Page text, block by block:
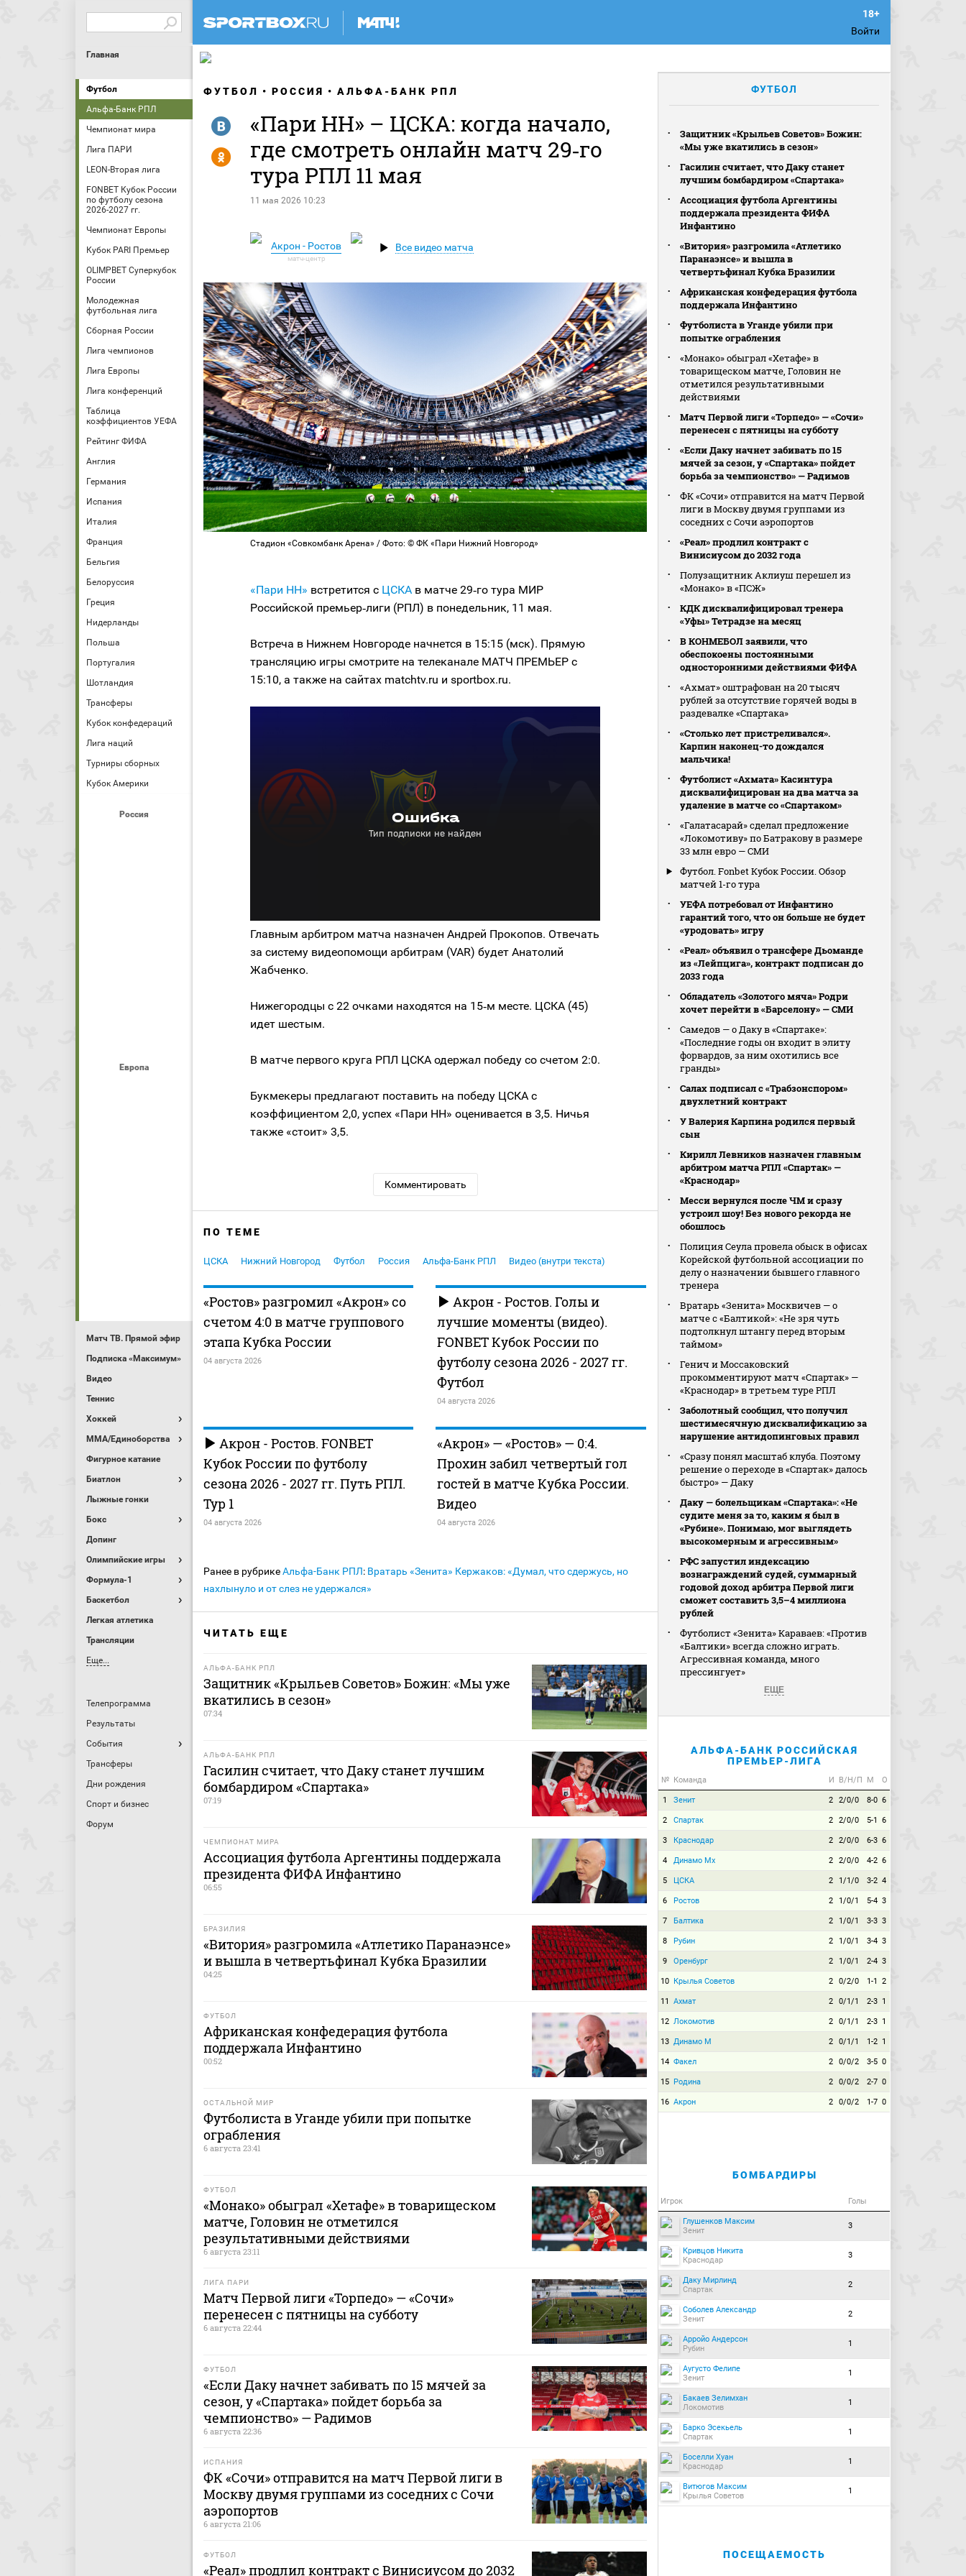
Войти
Главная
Футбол
Альфа-Банк РПЛ
Чемпионат мира
Лига ПАРИ
LEON-Вторая лига
FONBET Кубок России
по футболу сезона
2026-2027 гг.
Чемпионат Европы
Кубок PARI Премьер
OLIMPBET Суперкубок
России
Молодежная
футбольная лига
Сборная России
Лига чемпионов
Лига Европы
Лига конференций
Таблица
коэффициентов УЕФА
Рейтинг ФИФА
Англия
Германия
Испания
Италия
Франция
Бельгия
Белоруссия
Греция
Нидерланды
Польша
Португалия
Шотландия
Трансферы
Кубок конфедераций
Лига наций
Турниры сборных
Кубок Америки
Россия
Европа
Матч ТВ. Прямой эфир
Подписка «Максимум»
Видео
Теннис
Хоккей
MMA/Единоборства
Фигурное катание
Биатлон
Лыжные гонки
Бокс
Допинг
Олимпийские игры
Формула-1
Баскетбол
Легкая атлетика
Трансляции
Еще...
Телепрограмма
Результаты
События
Трансферы
Дни рождения
Спорт и бизнес
Форум
ФУТБОЛ РОССИЯ АЛЬФА-БАНК РПЛ
«Пари НН» – ЦСКА: когда начало,
где смотреть онлайн матч 29‑го
тура РПЛ 11 мая
11 мая 2026 10:23
R
Y
Акрон - Ростов Все видео матча
Стадион «Совкомбанк Арена» / Фото: © ФК «Пари Нижний Новгород»
«Пари НН» встретится с ЦСКА в матче 29‑го тура МИР
Российской премьер‑лиги (РПЛ) в понедельник, 11 мая.
Встреча в Нижнем Новгороде начнется в 15:15 (мск). Прямую
трансляцию игры смотрите на телеканале МАТЧ ПРЕМЬЕР с
15:10, а также на сайтах matchtv.ru и sportbox.ru.
Главным арбитром матча назначен Андрей Прокопов. Отвечать
за систему видеопомощи арбитрам (VAR) будет Анатолий
Жабченко.
Нижегородцы с 22 очками находятся на 15‑м месте. ЦСКА (45)
идет шестым.
В матче первого круга РПЛ ЦСКА одержал победу со счетом 2:0.
Букмекеры предлагают поставить на победу ЦСКА с
коэффициентом 2,0, успех «Пари НН» оценивается в 3,5. Ничья
также «стоит» 3,5.
Комментировать
ПО ТЕМЕ
ЦСКА Нижний Новгород Футбол Россия Альфа-Банк РПЛ Видео (внутри текста)
«Ростов» разгромил «Акрон» со
счетом 4:0 в матче группового
этапа Кубка России
04 августа 2026
Акрон - Ростов. Голы и
лучшие моменты (видео).
FONBET Кубок России по
футболу сезона 2026 - 2027 гг.
Футбол
04 августа 2026
Акрон - Ростов. FONBET
Кубок России по футболу
сезона 2026 - 2027 гг. Путь РПЛ.
Тур 1
04 августа 2026
«Акрон» — «Ростов» — 0:4.
Прохин забил четвертый гол
гостей в матче Кубка России.
Видео
04 августа 2026
Ранее в рубрикеАльфа-Банк РПЛ: Вратарь «Зенита» Кержаков: «Думал, что сдержусь, но
нахлынуло и от слез не удержался»
ЧИТАТЬ ЕЩЕ
АЛЬФА-БАНК РПЛ
Защитник «Крыльев Советов» Божин: «Мы уже
вкатились в сезон»
07:34
АЛЬФА-БАНК РПЛ
Гасилин считает, что Даку станет лучшим
бомбардиром «Спартака»
07:19
ЧЕМПИОНАТ МИРА
Ассоциация футбола Аргентины поддержала
президента ФИФА Инфантино
06:55
БРАЗИЛИЯ
«Витория» разгромила «Атлетико Паранаэнсе»
и вышла в четвертьфинал Кубка Бразилии
04:25
ФУТБОЛ
Африканская конфедерация футбола
поддержала Инфантино
00:52
ОСТАЛЬНОЙ МИР
Футболиста в Уганде убили при попытке
ограбления
6 августа 23:41
ФУТБОЛ
«Монако» обыграл «Хетафе» в товарищеском
матче, Головин не отметился
результативными действиями
6 августа 23:11
ЛИГА ПАРИ
Матч Первой лиги «Торпедо» — «Сочи»
перенесен с пятницы на субботу
6 августа 22:44
ФУТБОЛ
«Если Даку начнет забивать по 15 мячей за
сезон, у «Спартака» пойдет борьба за
чемпионство» — Радимов
6 августа 22:36
ИСПАНИЯ
ФК «Сочи» отправится на матч Первой лиги в
Москву двумя группами из соседних с Сочи
аэропортов
6 августа 21:06
ФУТБОЛ
«Реал» продлил контракт с Винисиусом до 2032
ФУТБОЛ
Защитник «Крыльев Советов» Божин:
«Мы уже вкатились в сезон»
Гасилин считает, что Даку станет
лучшим бомбардиром «Спартака»
Ассоциация футбола Аргентины
поддержала президента ФИФА
Инфантино
«Витория» разгромила «Атлетико
Паранаэнсе» и вышла в
четвертьфинал Кубка Бразилии
Африканская конфедерация футбола
поддержала Инфантино
Футболиста в Уганде убили при
попытке ограбления
«Монако» обыграл «Хетафе» в
товарищеском матче, Головин не
отметился результативными
действиями
Матч Первой лиги «Торпедо» — «Сочи»
перенесен с пятницы на субботу
«Если Даку начнет забивать по 15
мячей за сезон, у «Спартака» пойдет
борьба за чемпионство» — Радимов
ФК «Сочи» отправится на матч Первой
лиги в Москву двумя группами из
соседних с Сочи аэропортов
«Реал» продлил контракт с
Винисиусом до 2032 года
Полузащитник Аклиуш перешел из
«Монако» в «ПСЖ»
КДК дисквалифицировал тренера
«Уфы» Тетрадзе на месяц
В КОНМЕБОЛ заявили, что
обеспокоены постоянными
односторонними действиями ФИФА
«Ахмат» оштрафован на 20 тысяч
рублей за отсутствие горячей воды в
раздевалке «Спартака»
«Столько лет пристреливался».
Карпин наконец-то дождался
мальчика!
Футболист «Ахмата» Касинтура
дисквалифицирован на два матча за
удаление в матче со «Спартаком»
«Галатасарай» сделал предложение
«Локомотиву» по Батракову в размере
33 млн евро — СМИ
Футбол. Fonbet Кубок России. Обзор
матчей 1-го тура
УЕФА потребовал от Инфантино
гарантий того, что он больше не будет
«уродовать» игру
«Реал» объявил о трансфере Дьоманде
из «Лейпцига», контракт подписан до
2033 года
Обладатель «Золотого мяча» Родри
хочет перейти в «Барселону» — СМИ
Самедов — о Даку в «Спартаке»:
«Последние годы он входит в элиту
форвардов, за ним охотились все
гранды»
Салах подписал с «Трабзонспором»
двухлетний контракт
У Валерия Карпина родился первый
сын
Кирилл Левников назначен главным
арбитром матча РПЛ «Спартак» —
«Краснодар»
Месси вернулся после ЧМ и сразу
устроил шоу! Без нового рекорда не
обошлось
Полиция Сеула провела обыск в офисах
Корейской футбольной ассоциации по
делу о назначении бывшего главного
тренера
Вратарь «Зенита» Москвичев — о
матче с «Балтикой»: «Не зря чуть
подтолкнул штангу перед вторым
таймом»
Генич и Моссаковский
прокомментируют матч «Спартак» —
«Краснодар» в третьем туре РПЛ
Заболотный сообщил, что получил
шестимесячную дисквалификацию за
нарушение антидопинговых правил
«Сразу понял масштаб клуба. Поэтому
решение о переходе в «Спартак» далось
быстро» — Даку
Даку — болельщикам «Спартака»: «Не
судите меня за то, каким я был в
«Рубине». Понимаю, мог выглядеть
высокомерным и агрессивным»
РФС запустил индексацию
вознаграждений судей, суммарный
годовой доход арбитра Первой лиги
сможет составить 3,5–4 миллиона
рублей
Футболист «Зенита» Караваев: «Против
«Балтики» всегда сложно играть.
Агрессивная команда, много
прессингует»
ЕЩЕ
АЛЬФА-БАНК РОССИЙСКАЯ
ПРЕМЬЕР-ЛИГА
№ Команда И В/Н/П М О
1 Зенит 2 2/0/0 8-0 6
2 Спартак 2 2/0/0 5-1 6
3 Краснодар 2 2/0/0 6-3 6
4 Динамо Мх 2 2/0/0 4-2 6
5 ЦСКА 2 1/1/0 3-2 4
6 Ростов 2 1/0/1 5-4 3
7 Балтика 2 1/0/1 3-3 3
8 Рубин 2 1/0/1 3-4 3
9 Оренбург 2 1/0/1 2-4 3
10 Крылья Советов 2 0/2/0 1-1 2
11 Ахмат 2 0/1/1 2-3 1
12 Локомотив 2 0/1/1 2-3 1
13 Динамо М 2 0/1/1 1-2 1
14 Факел 2 0/0/2 3-5 0
15 Родина 2 0/0/2 2-7 0
16 Акрон 2 0/0/2 1-7 0
БОМБАРДИРЫ
Игрок Голы
Глушенков Максим
Зенит
3
Кривцов Никита
Краснодар
3
Даку Мирлинд
Спартак
2
Соболев Александр
Зенит
2
Арройо Андерсон
Рубин
1
Аугусто Фелипе
Зенит
1
Бакаев Зелимхан
Локомотив
1
Барко Эсекьель
Спартак
1
Боселли Хуан
Краснодар
1
Витюгов Максим
Крылья Советов
1
ПОСЕЩАЕМОСТЬ